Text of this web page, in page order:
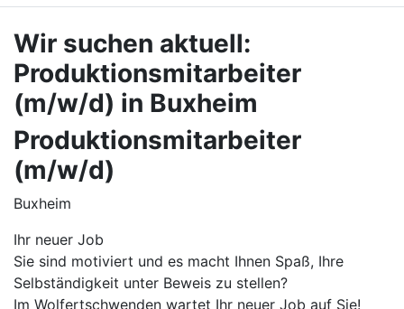
Wir suchen aktuell:
Produktionsmitarbeiter
(m/w/d) in Buxheim
Produktionsmitarbeiter
(m/w/d)
Buxheim
Ihr neuer Job
Sie sind motiviert und es macht Ihnen Spaß, Ihre
Selbständigkeit unter Beweis zu stellen?
Im Wolfertschwenden wartet Ihr neuer Job auf Sie!